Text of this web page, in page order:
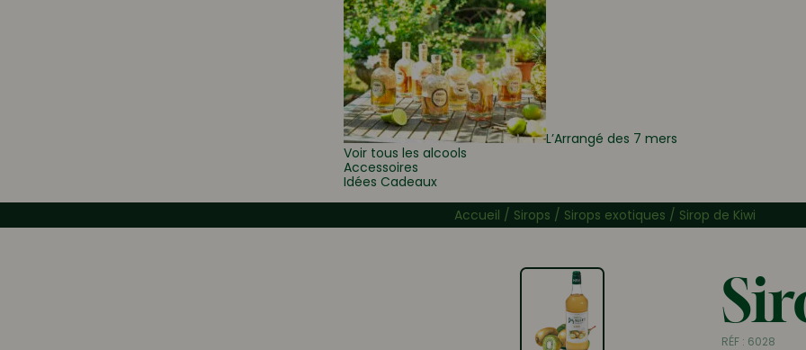
L’Arrangé des 7 mers
Voir tous les alcools
Accessoires
Idées Cadeaux
Accueil / Sirops / Sirops exotiques / Sirop de Kiwi
RÉF : 6028